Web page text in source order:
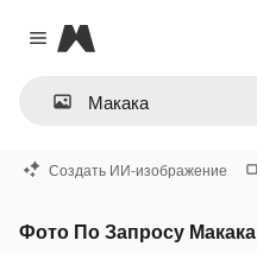
Close menu
Magnific
Создать ИИ-изображение
Фото По Запросу Макака